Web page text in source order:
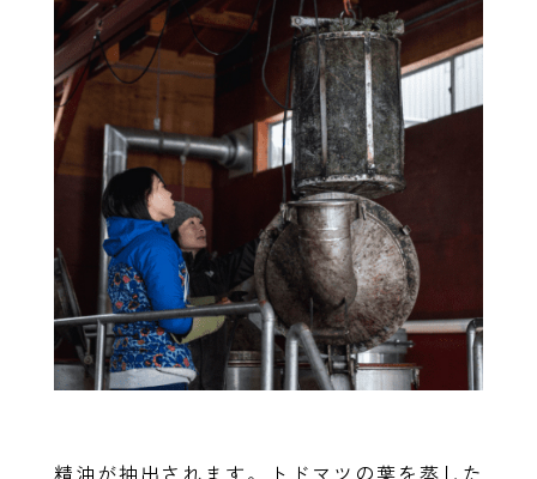
精油が抽出されます。トドマツの葉を蒸した